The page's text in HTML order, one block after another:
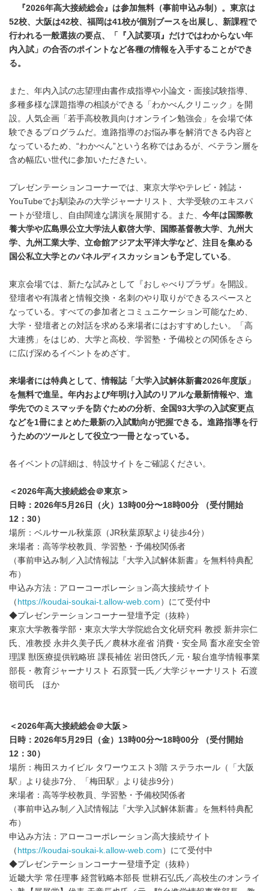
『2026年高大接続総会』は参加無料（事前申込み制）。東京は
52校、大阪は42校、福岡は41校が個別ブースを出展し、新課程で
行われる一般選抜の要点、「『入試要項』だけではわからない年
内入試」の合否のポイントなど各種の情報を入手することができ
る。
また、年内入試の志望理由書作成指導や小論文・面接試験指導、
多種多様な課題指導の相談ができる「わかべんクリニック」を開
設。人気企画「若手高校教員向けオンライン勉強会」を会場で体
験できるプログラムだ。進路指導のお悩み事を解消できる内容と
なっているため、“わかべん”という名称ではあるが、ベテラン層を
含め幅広い世代に参加いただきたい。
プレゼンテーションコーナーでは、東京大学やテレビ・雑誌・
YouTubeでお馴染みの大学ジャーナリスト、大学受験のエキスパ
ートが登壇し、自由闊達な講演を展開する。また、 今年は国際教
養大学や広島県公立大学法人叡啓大学、国際基督教大学、九州大
学、九州工業大学、立命館アジア太平洋大学など、注目を集める
国公私立大学とのパネルディスカッションも予定している。
東京会場では、新たな試みとして『おしゃべりプラザ』を開設。
登壇者や有識者と情報交換・名刺のやり取りができるスペースと
なっている。すべての参加者とコミュニケーション可能なため、
大学・登壇者との対話を求める来場者にはおすすめしたい。「高
大連携」をはじめ、大学と高校、学習塾・予備校との関係をさら
に広げ深めるイベントをめざす。
来場者には特典として、情報誌「大学入試解体新書2026年度版」
を無料で進呈。年内および年明け入試のリアルな最新情報や、進
学先でのミスマッチを防ぐための分析、全国93大学の入試変更点
などを1冊にまとめた最新の入試動向が把握できる。進路指導を行
うためのツールとして役立つ一冊となっている。
各イベントの詳細は、特設サイトをご確認ください。
＜2026年高大接続総会＠東京＞
日時：2026年5月26日（火）13時00分〜18時00分 （受付開始
12：30）
場所：ベルサール秋葉原（JR秋葉原駅より徒歩4分）
来場者：高等学校教員、学習塾・予備校関係者
（事前申込み制／入試情報誌『大学入試解体新書』を無料特典配
布）
申込み方法：アローコーポレーション高大接続サイト
（ https://koudai-soukai-t.allow-web.com ）にて受付中
◆プレゼンテーションコーナー登壇予定（抜粋）
東京大学教養学部・東京大学大学院総合文化研究科 教授 新井宗仁
氏、准教授 永井久美子氏／農林水産省 消費・安全局 畜水産安全管
理課 獣医療提供戦略班 課長補佐 岩田啓氏／元・駿台進学情報事業
部長・教育ジャーナリスト 石原賢一氏／大学ジャーナリスト 石渡
嶺司氏 ほか
＜2026年高大接続総会＠大阪＞
日時：2026年5月29日（金）13時00分〜18時00分 （受付開始
12：30）
場所：梅田スカイビル タワーウエスト3階 ステラホール（「大阪
駅」より徒歩7分、「梅田駅」より徒歩9分）
来場者：高等学校教員、学習塾・予備校関係者
（事前申込み制／入試情報誌『大学入試解体新書』を無料特典配
布）
申込み方法：アローコーポレーション高大接続サイト
（ https://koudai-soukai-k.allow-web.com ）にて受付中
◆プレゼンテーションコーナー登壇予定（抜粋）
近畿大学 常任理事 経営戦略本部長 世耕石弘氏／高校生のオンライ